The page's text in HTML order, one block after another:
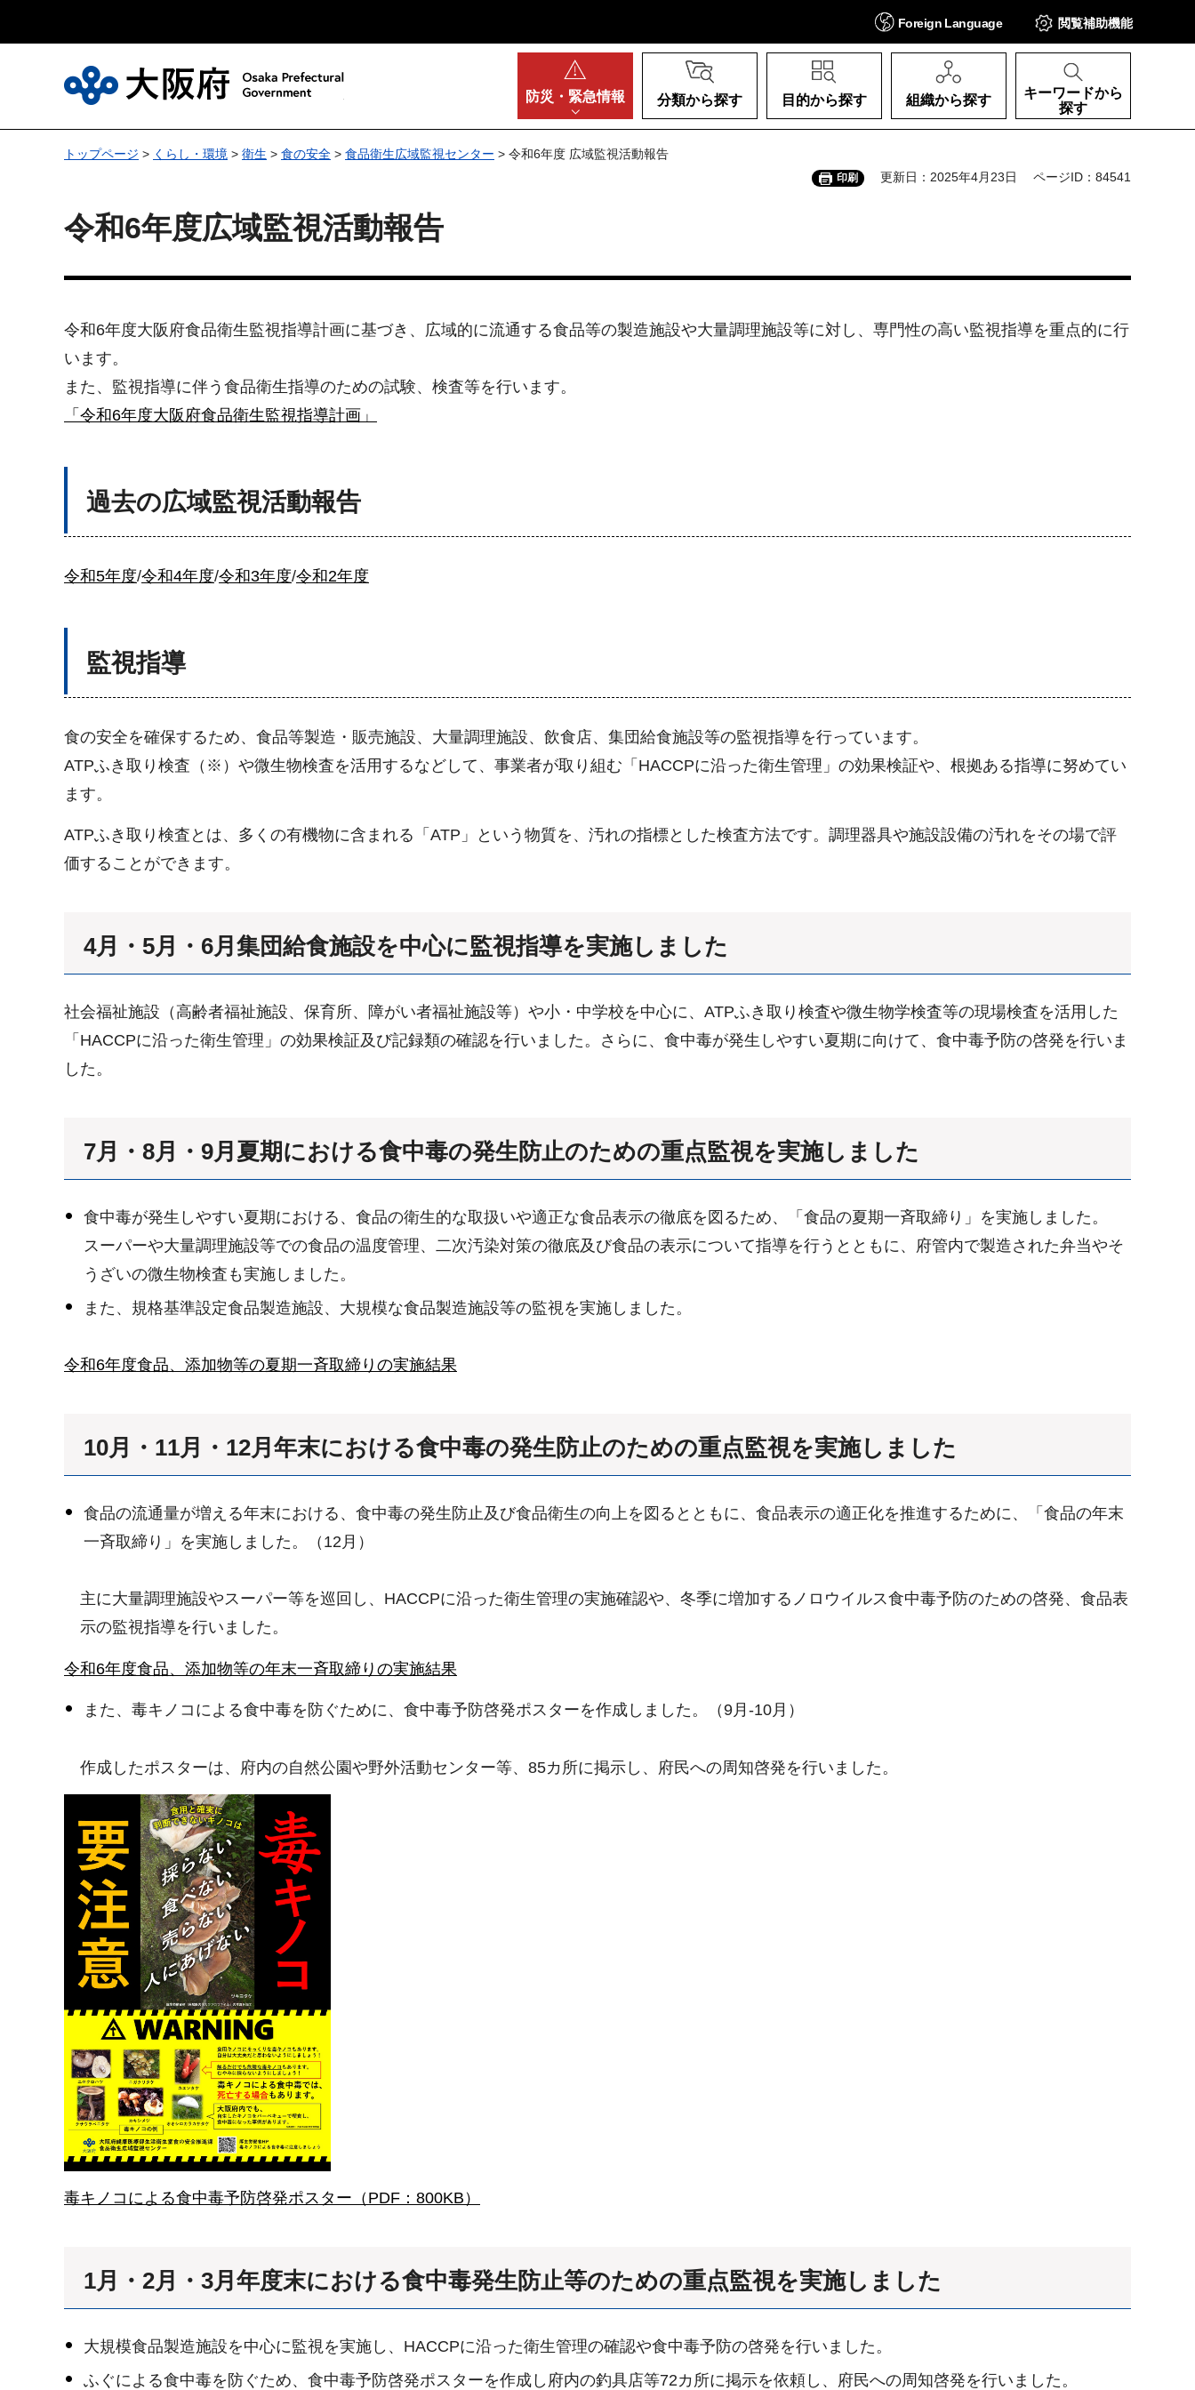
Foreign Language 閲覧補助機能
防災・ 緊急情報 分類から探す 目的から探す 組織から探す
キーワードから
探す
トップページ > くらし・環境 > 衛生 > 食の安全 > 食品衛生広域監視センター > 令和6年度 広域監視活動報告
印刷 更新日：2025年4月23日 ページID：84541
令和6年度広域監視活動報告
令和6年度大阪府食品衛生監視指導計画に基づき、広域的に流通する食品等の製造施設や大量調理施設等に対し、専門性の高い監視指導を重点的に行
います。
また、監視指導に伴う食品衛生指導のための試験、検査等を行います。
「令和6年度大阪府食品衛生監視指導計画」
過去の広域監視活動報告
令和5年度/令和4年度/令和3年度/令和2年度
監視指導
食の安全を確保するため、食品等製造・販売施設、大量調理施設、飲食店、集団給食施設等の監視指導を行っています。
ATPふき取り検査（※）や微生物検査を活用するなどして、事業者が取り組む「HACCPに沿った衛生管理」の効果検証や、根拠ある指導に努めてい
ます。
ATPふき取り検査とは、多くの有機物に含まれる「ATP」という物質を、汚れの指標とした検査方法です。調理器具や施設設備の汚れをその場で評
価することができます。
4月・5月・6月集団給食施設を中心に監視指導を実施しました
社会福祉施設（高齢者福祉施設、保育所、障がい者福祉施設等）や小・中学校を中心に、ATPふき取り検査や微生物学検査等の現場検査を活用した
「HACCPに沿った衛生管理」の効果検証及び記録類の確認を行いました。さらに、食中毒が発生しやすい夏期に向けて、食中毒予防の啓発を行いま
した。
7月・8月・9月夏期における食中毒の発生防止のための重点監視を実施しました
食中毒が発生しやすい夏期における、食品の衛生的な取扱いや適正な食品表示の徹底を図るため、「食品の夏期一斉取締り」を実施しました。
スーパーや大量調理施設等での食品の温度管理、二次汚染対策の徹底及び食品の表示について指導を行うとともに、府管内で製造された弁当やそ
うざいの微生物検査も実施しました。
また、規格基準設定食品製造施設、大規模な食品製造施設等の監視を実施しました。
令和6年度食品、添加物等の夏期一斉取締りの実施結果
10月・11月・12月年末における食中毒の発生防止のための重点監視を実施しました
食品の流通量が増える年末における、食中毒の発生防止及び食品衛生の向上を図るとともに、食品表示の適正化を推進するために、「食品の年末
一斉取締り」を実施しました。（12月）
主に大量調理施設やスーパー等を巡回し、HACCPに沿った衛生管理の実施確認や、冬季に増加するノロウイルス食中毒予防のための啓発、食品表
示の監視指導を行いました。
令和6年度食品、添加物等の年末一斉取締りの実施結果
また、毒キノコによる食中毒を防ぐために、食中毒予防啓発ポスターを作成しました。（9月-10月）
作成したポスターは、府内の自然公園や野外活動センター等、85カ所に掲示し、府民への周知啓発を行いました。
毒キノコによる食中毒予防啓発ポスター（PDF：800KB）
1月・2月・3月年度末における食中毒発生防止等のための重点監視を実施しました
大規模食品製造施設を中心に監視を実施し、HACCPに沿った衛生管理の確認や食中毒予防の啓発を行いました。
ふぐによる食中毒を防ぐため、食中毒予防啓発ポスターを作成し府内の釣具店等72カ所に掲示を依頼し、府民への周知啓発を行いました。